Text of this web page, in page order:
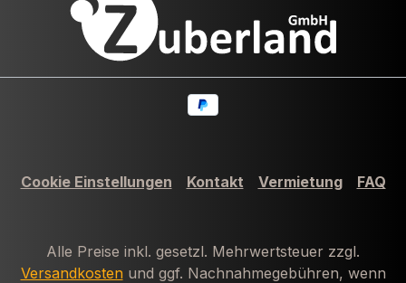
Cookie Einstellungen Kontakt Vermietung FAQ
Alle Preise inkl. gesetzl. Mehrwertsteuer zzgl.
Versandkosten und ggf. Nachnahmegebühren, wenn